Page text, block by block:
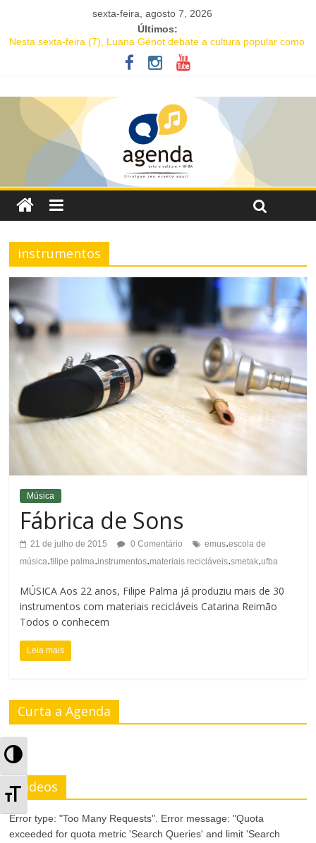
A
t
A
sexta-feira, agosto 7, 2026
Últimos:
Nesta sexta-feira (7), Luana Génot debate a cultura popular como
caminho para equidade racial
Academia de Letras da Bahia marca presença na Flipelô 2026
Mesa “Valoração de práticas culturais” abre o Enecult 2026
Comédia romântica “O que vem depois” reestreia na Casa Preta e
convida público a viver as aventuras de um casal na terceira
idade
instrumentos
Música
Fábrica de Sons
21 de julho de 2015 0 Comentário emus.escola de
música.filipe palma.instrumentos.materiais recicláveis.smetak.ufba
MÚSICA Aos 22 anos, Filipe Palma já produziu mais de 30
instrumentos com materiais recicláveis Catarina Reimão
Todos o conhecem
Leia mais
Curta a Agenda
Videos
Error type: "Too Many Requests". Error message: "Quota
exceeded for quota metric 'Search Queries' and limit 'Search